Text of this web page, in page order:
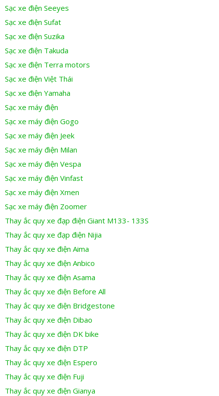
Sạc xe điện Seeyes
Sạc xe điện Sufat
Sạc xe điện Suzika
Sạc xe điện Takuda
Sạc xe điện Terra motors
Sạc xe điện Việt Thái
Sạc xe điện Yamaha
Sạc xe máy điện
Sạc xe máy điện Gogo
Sạc xe máy điện Jeek
Sạc xe máy điện Milan
Sạc xe máy điện Vespa
Sạc xe máy điện Vinfast
Sạc xe máy điện Xmen
Sạc xe máy điện Zoomer
Thay ắc quy xe đạp điện Giant M133- 133S
Thay ắc quy xe đạp điện Nijia
Thay ắc quy xe điện Aima
Thay ắc quy xe điện Anbico
Thay ắc quy xe điện Asama
Thay ắc quy xe điện Before All
Thay ắc quy xe điện Bridgestone
Thay ắc quy xe điện Dibao
Thay ắc quy xe điện DK bike
Thay ắc quy xe điện DTP
Thay ắc quy xe điện Espero
Thay ắc quy xe điện Fuji
Thay ắc quy xe điện Gianya